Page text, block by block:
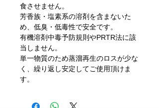
食させません。
芳香族・塩素系の溶剤を含まないた
め、低臭・低毒性で安全です。
有機溶剤中毒予防規則やPRTR法に該
当しません。
単一物質のため蒸溜再生のロスが少な
く、繰り返し安定してご使用頂けま
す。